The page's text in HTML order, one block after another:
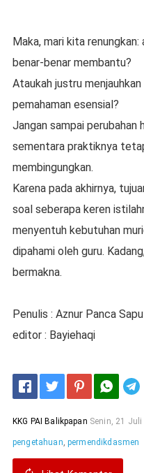
Maka, mari kita
benar-benar membantu?
Ataukah justru
pemahaman esensial?
Jangan sampai perubahan
sementara praktiknya
membingungkan.
Karena pada akhirnya,
soal seberapa keren
menyentuh kebutuhan
dipahami oleh guru.
bermakna.
Penulis : Aznur Panca
editor : Bayiehaqi
KKG PAI Balikpapan Senin, 21 Juli
pengetahuan,permendikdasmen